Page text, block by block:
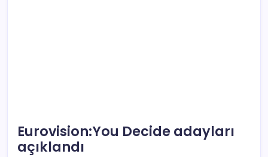
Eurovision:You Decide adayları
açıklandı